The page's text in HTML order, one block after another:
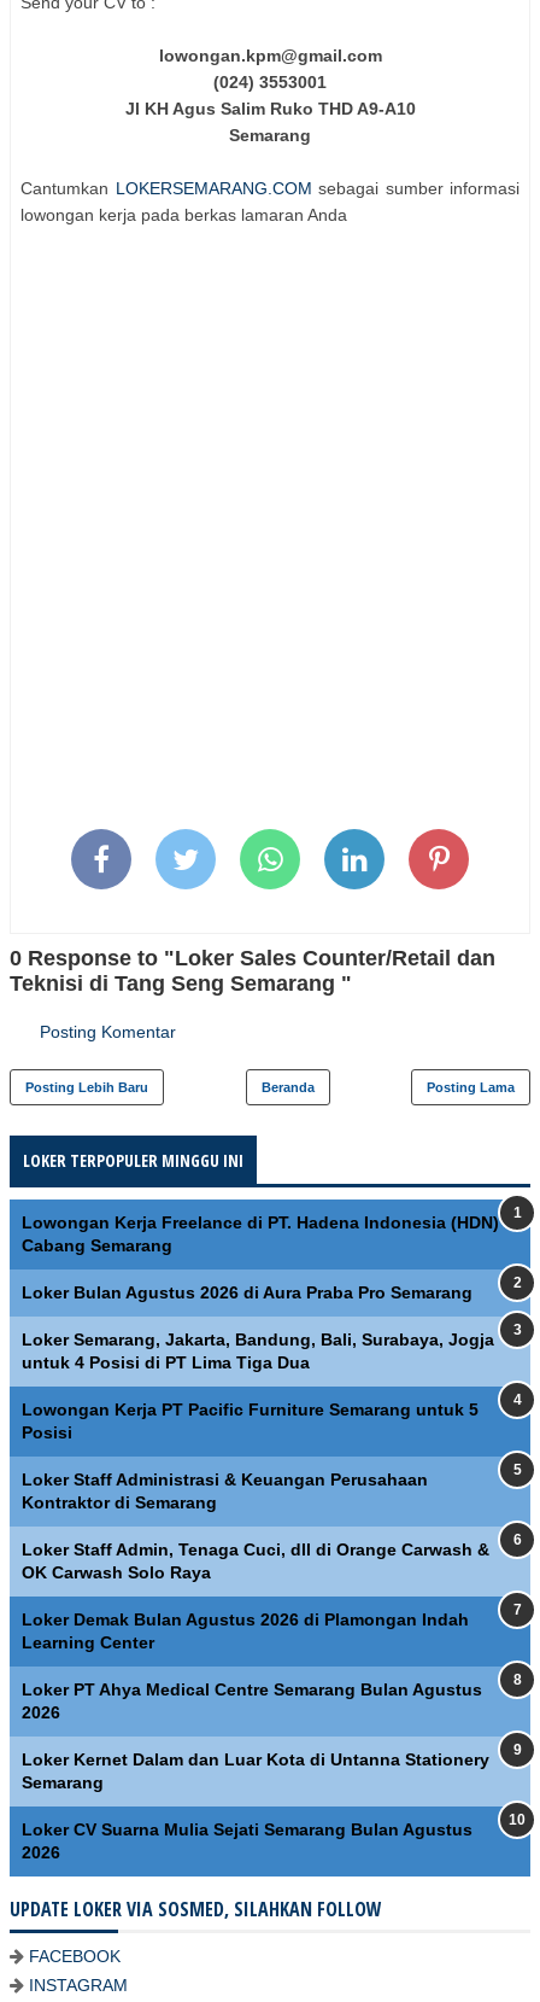
lowongan.kpm@gmail.com
(024) 3553001
Jl KH Agus Salim Ruko THD A9-A10
Semarang
Cantumkan LOKERSEMARANG.COM sebagai sumber informasi
lowongan kerja pada berkas lamaran Anda
0 Response to "Loker Sales Counter/Retail dan
Teknisi di Tang Seng Semarang "
Posting Komentar
Posting Lebih Baru Posting Lama
Beranda
LOKER TERPOPULER MINGGU INI
Lowongan Kerja Freelance di PT. Hadena Indonesia (HDN)
Cabang Semarang
Loker Bulan Agustus 2026 di Aura Praba Pro Semarang
Loker Semarang, Jakarta, Bandung, Bali, Surabaya, Jogja
untuk 4 Posisi di PT Lima Tiga Dua
Lowongan Kerja PT Pacific Furniture Semarang untuk 5
Posisi
Loker Staff Administrasi & Keuangan Perusahaan
Kontraktor di Semarang
Loker Staff Admin, Tenaga Cuci, dll di Orange Carwash &
OK Carwash Solo Raya
Loker Demak Bulan Agustus 2026 di Plamongan Indah
Learning Center
Loker PT Ahya Medical Centre Semarang Bulan Agustus
2026
Loker Kernet Dalam dan Luar Kota di Untanna Stationery
Semarang
Loker CV Suarna Mulia Sejati Semarang Bulan Agustus
2026
UPDATE LOKER VIA SOSMED, SILAHKAN FOLLOW
FACEBOOK
INSTAGRAM